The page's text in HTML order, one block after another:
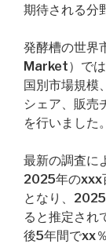
期待される分
発酵槽の世
Market）では
国別市場規模
シェア、販売
を行いました。
最新の調査に
2025年のxxx
となり、
ると推定され
後5年間でxx